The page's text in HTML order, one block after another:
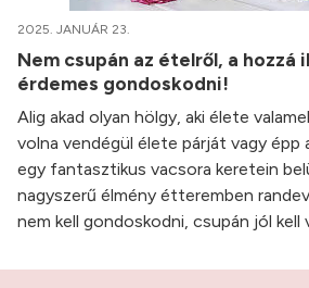
2025. JANUÁR 23.
Nem csupán az ételről, a hozzá
érdemes gondoskodni!
Alig akad olyan hölgy, aki élete
volna vendégül élete párját vagy épp
egy fantasztikus vacsora keretein
nagyszerű élmény étteremben
nem kell gondoskodni, csupán jól kell